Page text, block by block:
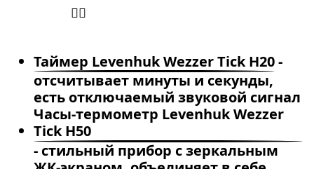
Таймер Levenhuk Wezzer Tick H20-
отсчитывает минуты и секунды,
есть отключаемый звуковой сигнал
Часы-термометр Levenhuk Wezzer
Tick H50
- стильный прибор с зеркальным